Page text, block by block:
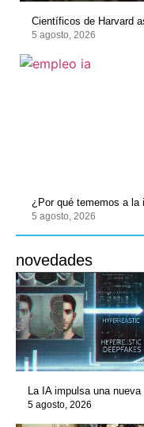
Científicos de Harvard
5 agosto, 2026
¿Por qué tememos a la
5 agosto, 2026
novedades
La IA impulsa una
5 agosto, 2026